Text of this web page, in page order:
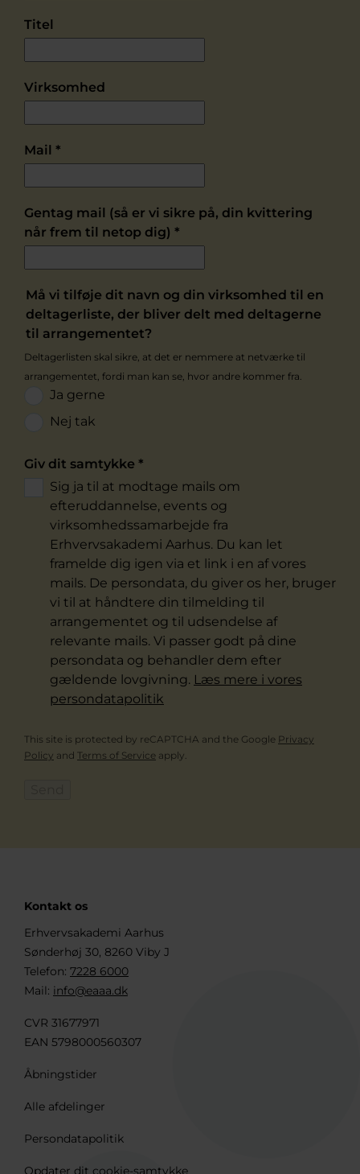
Titel
Virksomhed
Mail *
Gentag mail (så er vi sikre på, din kvittering
når frem til netop dig) *
Må vi tilføje dit navn og din virksomhed til en
deltagerliste, der bliver delt med deltagerne
til arrangementet?
Deltagerlisten skal sikre, at det er nemmere at netværke til
arrangementet, fordi man kan se, hvor andre kommer fra.
Ja gerne
Nej tak
Giv dit samtykke *
Sig ja til at modtage mails om
efteruddannelse, events og
virksomhedssamarbejde fra
Erhvervsakademi Aarhus. Du kan let
framelde dig igen via et link i en af vores
mails. De persondata, du giver os her, bruger
vi til at håndtere din tilmelding til
arrangementet og til udsendelse af
relevante mails. Vi passer godt på dine
persondata og behandler dem efter
gældende lovgivning. Læs mere i vores
persondatapolitik
This site is protected by reCAPTCHA and the Google Privacy
Policy and Terms of Service apply.
Kontakt os
Erhvervsakademi Aarhus
Sønderhøj 30, 8260 Viby J
Telefon: 7228 6000
Mail: info@eaaa.dk
CVR 31677971
EAN 5798000560307
Åbningstider
Alle afdelinger
Persondatapolitik
Opdater dit cookie-samtykke